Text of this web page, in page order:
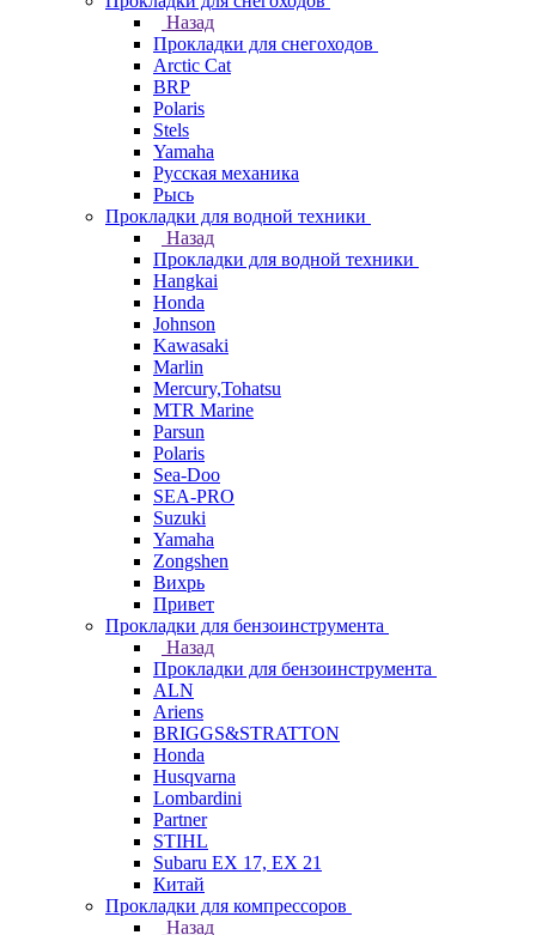
Назад
Прокладки для снегоходов
Arctic Cat
BRP
Polaris
Stels
Yamaha
Русская механика
Рысь
Прокладки для водной техники
Назад
Прокладки для водной техники
Hangkai
Honda
Johnson
Kawasaki
Marlin
Mercury,Tohatsu
MTR Marine
Parsun
Polaris
Sea-Doo
SEA-PRO
Suzuki
Yamaha
Zongshen
Вихрь
Привет
Прокладки для бензоинструмента
Назад
Прокладки для бензоинструмента
ALN
Ariens
BRIGGS&STRATTON
Honda
Husqvarna
Lombardini
Partner
STIHL
Subaru EX 17, EX 21
Китай
Прокладки для компрессоров
Назад